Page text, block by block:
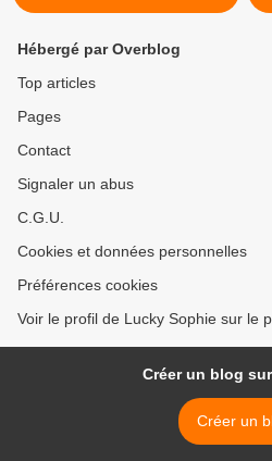
Hébergé par Overblog
Top articles
Pages
Contact
Signaler un abus
C.G.U.
Cookies et données personnelles
Préférences cookies
Voir le profil de Lucky Sophie sur le
Créer un blog
Créer un